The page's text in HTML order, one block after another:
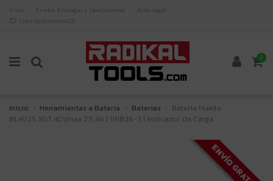
Inicio Envíos, Entregas y Devoluciones
Aviso legal
Lista de favoritos ( 0)
0
Inicio Herramientas a Bateria Baterias
Batería Makita
BL4025 XGT 40Vmax 2,5 Ah | 191B36-3 | Indicador de Carga
ENVÍO GRATIS